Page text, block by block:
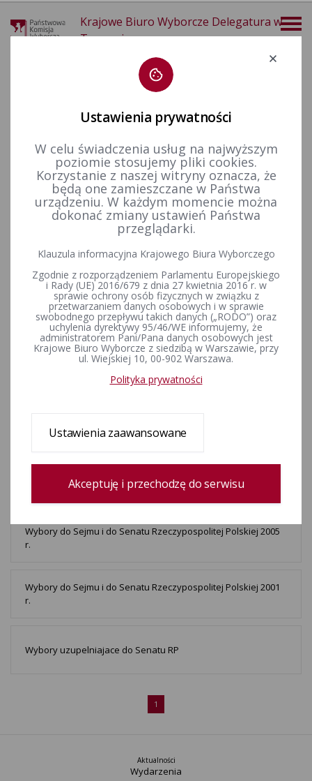
Krajowe Biuro Wyborcze Delegatura w
Tarnowie
Wybory do Sejmu i do Senatu
Wybory do Sejmu i do Senatu Rzeczypospolitej Polskiej 2023
Wybory do Sejmu i do Senatu Rzeczypospolitej Polskiej 2019
Wybory do Sejmu i do Senatu Rzeczypospolitej Polskiej 2015
Wybory do Sejmu i do Senatu Rzeczypospolitej Polskiej 2005
r.
Wybory do Sejmu i do Senatu Rzeczypospolitej Polskiej 2001
r.
Wybory uzupelniajace do Senatu RP
1
Aktualności
Wydarzenia
Ustawienia prywatności
W celu świadczenia usług na najwyższym
poziomie stosujemy pliki cookies.
Korzystanie z naszej witryny oznacza, że
będą one zamieszczane w Państwa
urządzeniu. W każdym momencie można
dokonać zmiany ustawień Państwa
przeglądarki.
Klauzula informacyjna Krajowego Biura Wyborczego
Zgodnie z rozporządzeniem Parlamentu Europejskiego
i Rady (UE) 2016/679 z dnia 27 kwietnia 2016 r. w
sprawie ochrony osób fizycznych w związku z
przetwarzaniem danych osobowych i w sprawie
swobodnego przepływu takich danych („RODO”) oraz
uchylenia dyrektywy 95/46/WE informujemy, że
administratorem Pani/Pana danych osobowych jest
Krajowe Biuro Wyborcze z siedzibą w Warszawie, przy
ul. Wiejskiej 10, 00-902 Warszawa.
Polityka prywatności
Ustawienia zaawansowane
Akceptuję i przechodzę do serwisu